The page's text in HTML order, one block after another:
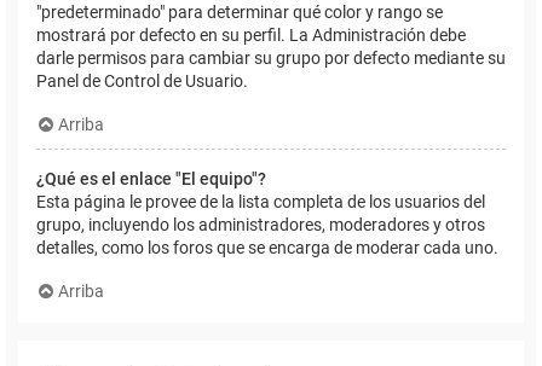
"predeterminado" para determinar qué color y rango se
mostrará por defecto en su perfil. La Administración debe
darle permisos para cambiar su grupo por defecto mediante su
Panel de Control de Usuario.
Arriba
¿Qué es el enlace "El equipo"?
Esta página le provee de la lista completa de los usuarios del
grupo, incluyendo los administradores, moderadores y otros
detalles, como los foros que se encarga de moderar cada uno.
Arriba